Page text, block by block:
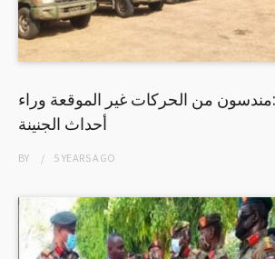
من الحركات غير الموقعة وراء
أحداث الجنينة
BY 5 YEARSAGO